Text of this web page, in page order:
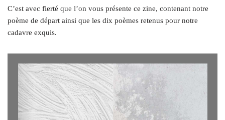
C’est avec fierté que l’on vous présente ce zine, contenant notre
poème de départ ainsi que les dix poèmes retenus pour notre
cadavre exquis.